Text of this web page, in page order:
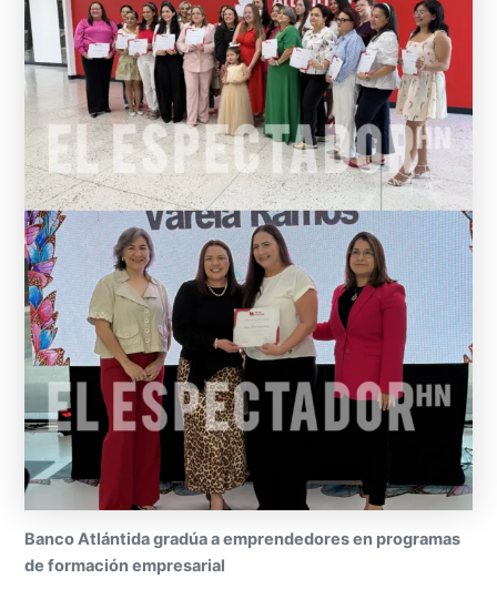
Banco Atlántida gradúa a emprendedores en programas
de formación empresarial